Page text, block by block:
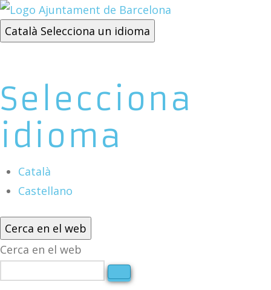
Català Selecciona un idioma
Selecciona
idioma
Català
Castellano
Cerca en el web
Cerca en el web